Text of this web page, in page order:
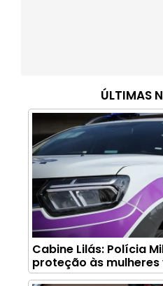
ÚLTIMAS
Cabine Lilás: Polícia
proteção às